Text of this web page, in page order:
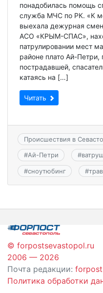
понадобилась помощь
служба МЧС по РК. «К
выехала дежурная
АСО «КРЫМ-СПАС»,
патрулировании мест
районе плато Ай-
пострадавшей,
катаясь на […]
Читать
Происшествия в
#Ай-Петри #
#сноутюбинг #
© forpostsevastopol.ru
2006 — 2026
Почта редакции:
Политика обработки